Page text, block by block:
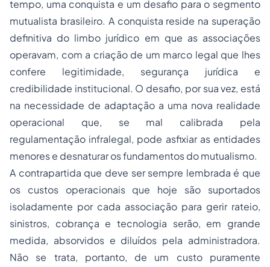
tempo, uma conquista e um desafio para o segmento
mutualista brasileiro. A conquista reside na superação
definitiva do limbo jurídico em que as associações
operavam, com a criação de um marco legal que lhes
confere legitimidade, segurança jurídica e
credibilidade institucional. O desafio, por sua vez, está
na necessidade de adaptação a uma nova realidade
operacional que, se mal calibrada pela
regulamentação infralegal, pode asfixiar as entidades
menores e desnaturar os fundamentos do mutualismo.
A contrapartida que deve ser sempre lembrada é que
os custos operacionais que hoje são suportados
isoladamente por cada associação para gerir rateio,
sinistros, cobrança e tecnologia serão, em grande
medida, absorvidos e diluídos pela administradora.
Não se trata, portanto, de um custo puramente